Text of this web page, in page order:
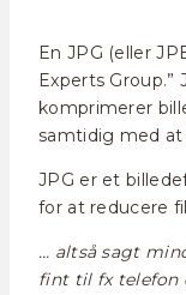
En JPG (eller
Experts
komprimerer
samtidig med at
JPG er et
for at reducere
… altså sagt
fint til fx telefon